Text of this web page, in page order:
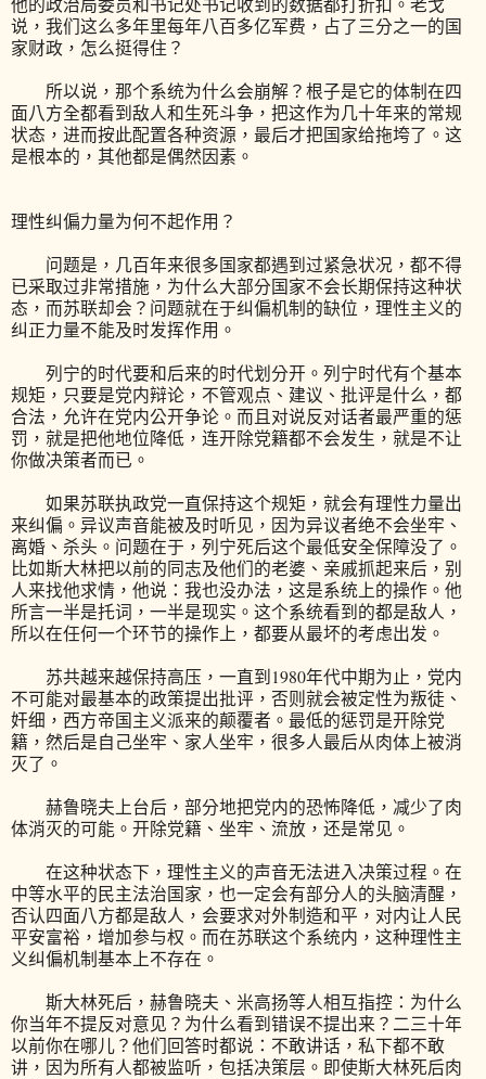
说，我们这么多年里每年八百多亿军费，占了三分之一的国
家财政，怎么挺得住？
所以说，那个系统为什么会崩解？根子是它的体制在四
面八方全都看到敌人和生死斗争，把这作为几十年来的常规
状态，进而按此配置各种资源，最后才把国家给拖垮了。这
是根本的，其他都是偶然因素。
理性纠偏力量为何不起作用？
问题是，几百年来很多国家都遇到过紧急状况，都不得
已采取过非常措施，为什么大部分国家不会长期保持这种状
态，而苏联却会？问题就在于纠偏机制的缺位，理性主义的
纠正力量不能及时发挥作用。
列宁的时代要和后来的时代划分开。列宁时代有个基本
规矩，只要是党内辩论，不管观点、建议、批评是什么，都
合法，允许在党内公开争论。而且对说反对话者最严重的惩
罚，就是把他地位降低，连开除党籍都不会发生，就是不让
你做决策者而已。
如果苏联执政党一直保持这个规矩，就会有理性力量出
来纠偏。异议声音能被及时听见，因为异议者绝不会坐牢、
离婚、杀头。问题在于，列宁死后这个最低安全保障没了。
比如斯大林把以前的同志及他们的老婆、亲戚抓起来后，别
人来找他求情，他说：我也没办法，这是系统上的操作。他
所言一半是托词，一半是现实。这个系统看到的都是敌人，
所以在任何一个环节的操作上，都要从最坏的考虑出发。
苏共越来越保持高压，一直到1980年代中期为止，党内
不可能对最基本的政策提出批评，否则就会被定性为叛徒、
奸细，西方帝国主义派来的颠覆者。最低的惩罚是开除党
籍，然后是自己坐牢、家人坐牢，很多人最后从肉体上被消
灭了。
赫鲁晓夫上台后，部分地把党内的恐怖降低，减少了肉
体消灭的可能。开除党籍、坐牢、流放，还是常见。
在这种状态下，理性主义的声音无法进入决策过程。在
中等水平的民主法治国家，也一定会有部分人的头脑清醒，
否认四面八方都是敌人，会要求对外制造和平，对内让人民
平安富裕，增加参与权。而在苏联这个系统内，这种理性主
义纠偏机制基本上不存在。
斯大林死后，赫鲁晓夫、米高扬等人相互指控：为什么
你当年不提反对意见？为什么看到错误不提出来？二三十年
以前你在哪儿？他们回答时都说：不敢讲话，私下都不敢
讲，因为所有人都被监听，包括决策层。即使斯大林死后肉